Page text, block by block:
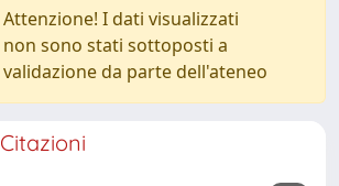
Attenzione! I dati visualizzati
non sono stati sottoposti a
validazione da parte dell'ateneo
Citazioni